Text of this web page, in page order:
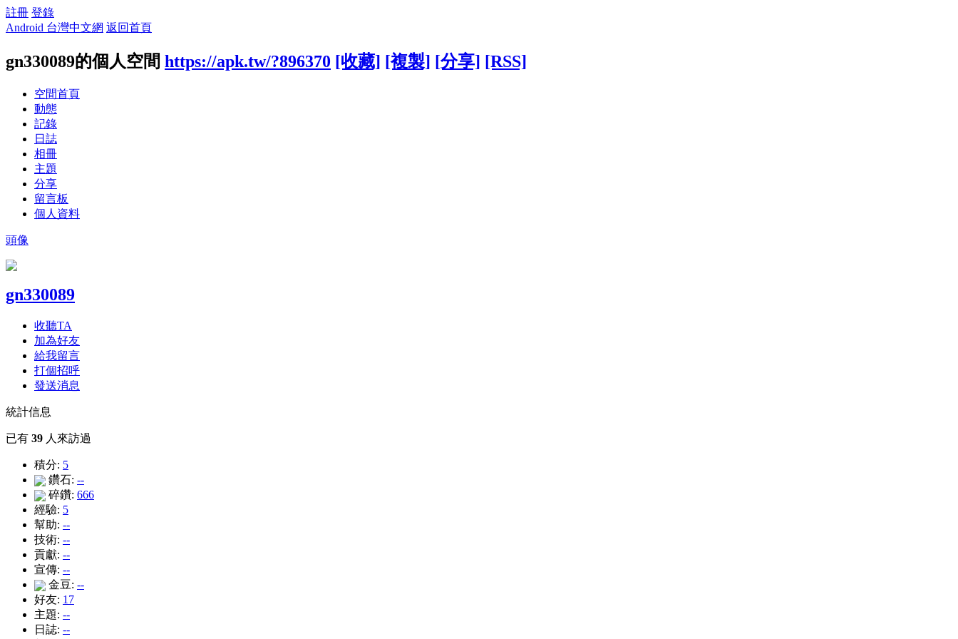
註冊 登錄
Android 台灣中文網 返回首頁
gn330089的個人空間 https://apk.tw/?896370 [收藏] [複製] [分享] [RSS]
空間首頁
動態
記錄
日誌
相冊
主題
分享
留言板
個人資料
頭像
gn330089
收聽TA
加為好友
給我留言
打個招呼
發送消息
統計信息
已有 39 人來訪過
積分: 5
鑽石: --
碎鑽: 666
經驗: 5
幫助: --
技術: --
貢獻: --
宣傳: --
金豆: --
好友: 17
主題: --
日誌: --